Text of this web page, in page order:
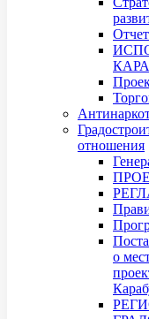
отношения
о